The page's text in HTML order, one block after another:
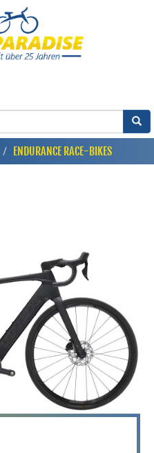
ENDURANCE RACE-BIKES